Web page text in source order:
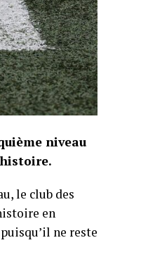
niveau
le club des
en
ne reste